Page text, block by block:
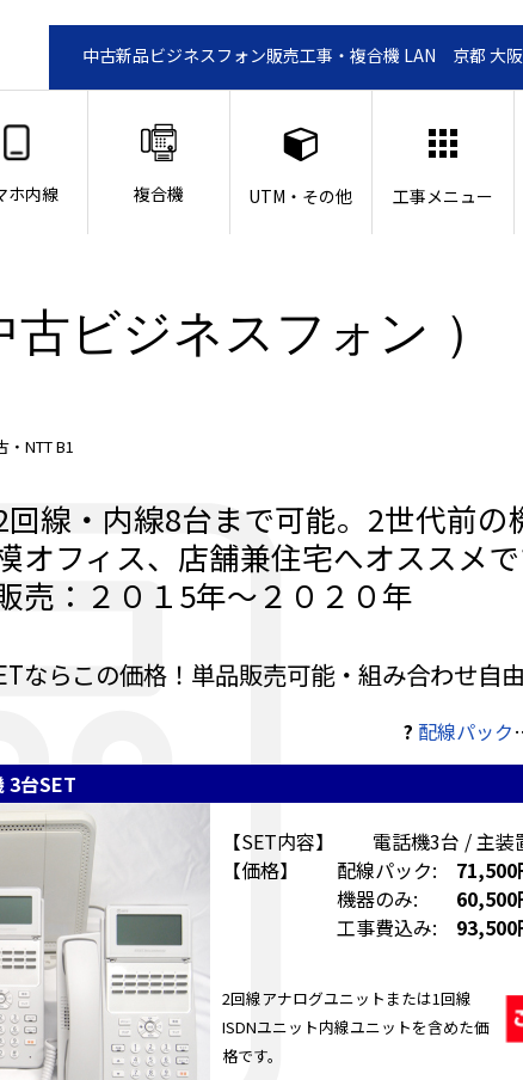
中古新品ビジネスフォン販売工事・複合機 LAN 京都 大
ホ内線 複合機 UTM・その他 工事メニュー
ビジネスフォン ）
NTT B1
線・内線8台まで可能。2世代前の
オフィス、店舗兼住宅へオススメで
売：２０１5年～２０２０年
ならこの価格！単品販売可能・組み合わせ自由
? 配線パック
3台SET
【SET内容】 電話機3台 / 主装
【価格】 配線パック: 71,500
機器のみ: 60,500
工事費込み: 93,500
2回線アナログユニットまたは1回線
ISDNユニット内線ユニットを含めた価
格です。